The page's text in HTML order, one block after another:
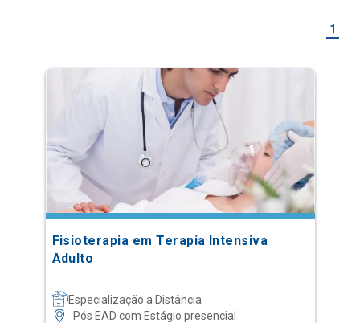
1
Fisioterapia em Terapia Intensiva
Adulto
Especialização a Distância
Pós EAD com Estágio presencial